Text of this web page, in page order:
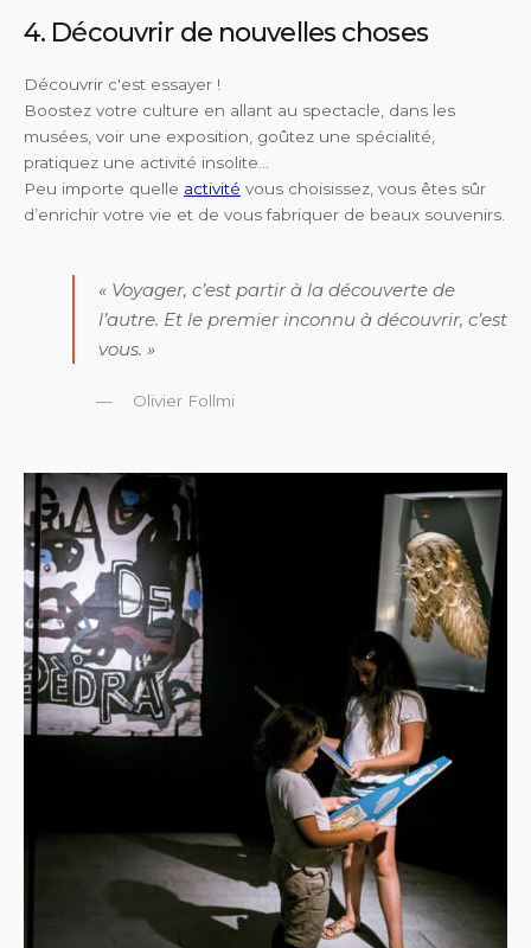
4. Découvrir de nouvelles choses
Découvrir c'est essayer !
Boostez votre culture en allant au spectacle, dans les
musées, voir une exposition, goûtez une spécialité,
pratiquez une activité insolite…
Peu importe quelle activité vous choisissez, vous êtes sûr
d’enrichir votre vie et de vous fabriquer de beaux souvenirs.
« Voyager, c’est partir à la découverte de
l’autre. Et le premier inconnu à découvrir, c’est
vous. »
Olivier Follmi